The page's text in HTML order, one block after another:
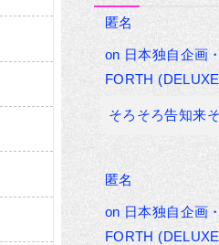
匿名
on 日本独自企画
FORTH
そろそろ告知来
匿名
on 日本独自企画
FORTH